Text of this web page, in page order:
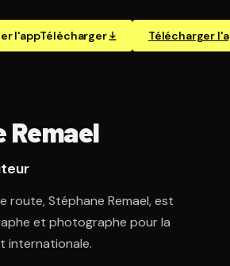
l'appTélécharger Télécharger
Remael
route, Stéphane Remael, est
et photographe pour la
internationale.